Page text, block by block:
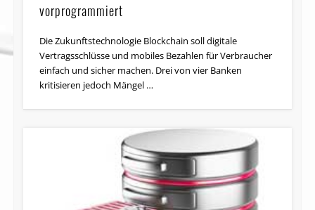
vorprogrammiert
Die Zukunftstechnologie Blockchain soll digitale
Vertragsschlüsse und mobiles Bezahlen für Verbraucher
einfach und sicher machen. Drei von vier Banken
kritisieren jedoch Mängel …